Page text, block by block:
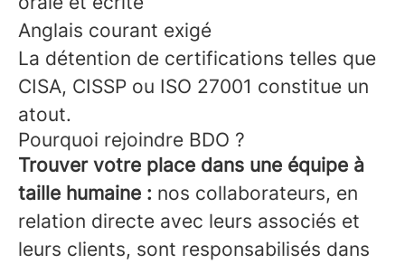
Anglais courant exigé
La détention de certifications telles que
CISA, CISSP ou ISO 27001 constitue un
atout.
Pourquoi rejoindre BDO ?
Trouver votre place dans une équipe à
taille humaine : nos collaborateurs, en
relation directe avec leurs associés et
leurs clients, sont responsabilisés dans